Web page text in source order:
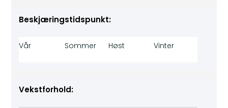
Beskjæringstidspunkt:
Vår Sommer Høst Vinter
Vekstforhold: